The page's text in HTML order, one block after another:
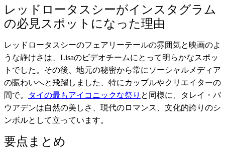
レッドロータスシーがインスタグラム
の必見スポットになった理由
レッドロータスシーのフェアリーテールの雰囲気と映画のよ
うな静けさは、Lisaのビデオチームにとって明らかなスポッ
トでした。その後、地元の秘密から常にソーシャルメディア
の賑わいへと飛躍しました、特にカップルやクリエイターの
間で。
タイの最もアイコニックな祭り と同様に、タレイ・バ
ウアデンは自然の美しさ、現代のロマンス、文化的誇りのシ
ンボルとして立っています。
要点まとめ